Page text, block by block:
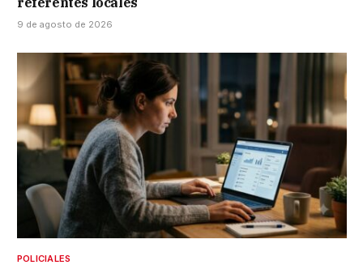
9 de agosto de 2026
POLICIALES